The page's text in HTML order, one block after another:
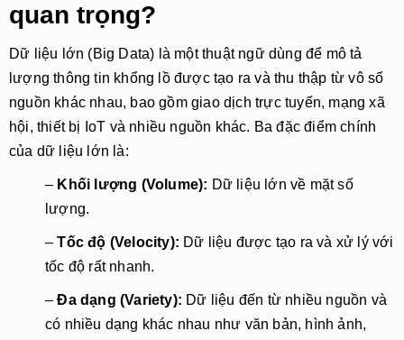
quan trọng?
Dữ liệu lớn (Big Data) là một thuật ngữ dùng để mô tả
lượng thông tin khổng lồ được tạo ra và thu thập từ vô số
nguồn khác nhau, bao gồm giao dịch trực tuyến, mạng xã
hội, thiết bị IoT và nhiều nguồn khác. Ba đặc điểm chính
của dữ liệu lớn là:
– Khối lượng (Volume): Dữ liệu lớn về mặt số
lượng.
–Tốc độ (Velocity): Dữ liệu được tạo ra và xử lý với
tốc độ rất nhanh.
–Đa dạng (Variety): Dữ liệu đến từ nhiều nguồn và
có nhiều dạng khác nhau như văn bản, hình ảnh,